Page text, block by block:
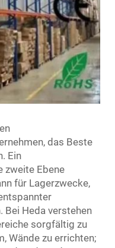
das Beste
Ein
zweite Ebene
für Lagerzwecke,
Heda verstehen
sorgfältig zu
Wände zu errichten;